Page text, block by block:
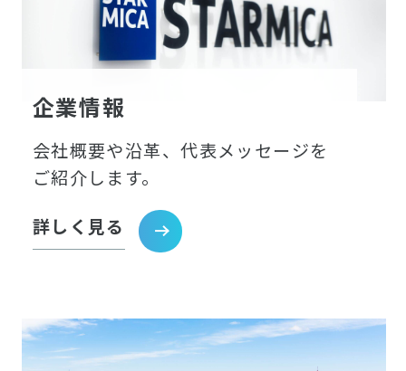
企業情報
会社概要や沿革、代表メッセージを
ご紹介します。
詳しく見る